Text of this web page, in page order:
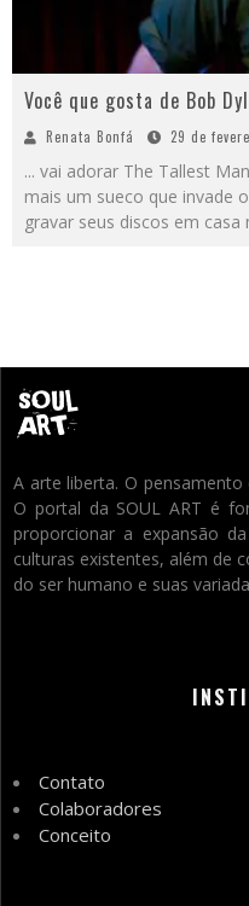
Você que gosta de Bob
Renata Bonfá 29 de
... vai adorar The Tallest
mais um sueco que invade
gravar seus discos em casa
A arte liberta. O
O portal da SOUL ART é
proporcionar a expansão
culturas existentes, além de
do ser humano e suas
Contato
Colaboradores
Conceito